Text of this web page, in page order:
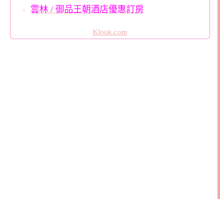
雲林 / 御品王朝酒店優惠訂房
Klook.com